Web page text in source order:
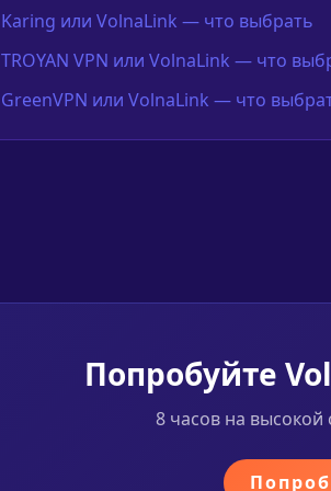
Karing или VolnaLink — что выбрать
TROYAN VPN или VolnaLink — что
GreenVPN или VolnaLink — что
Попробуйте
8 часов на высокой